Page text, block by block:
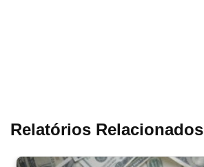
Relatórios Relacionados